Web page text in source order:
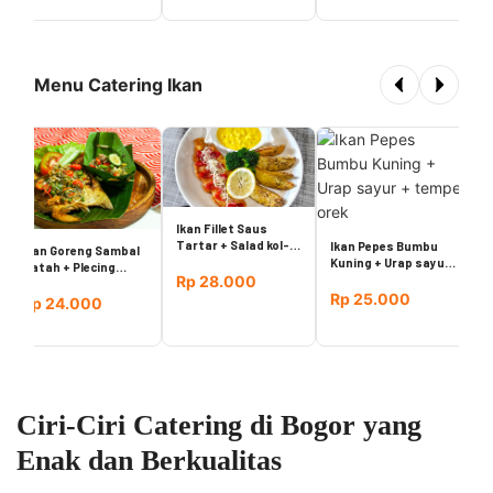
Menu Catering Ikan
Ikan Goreng Sambal
Matah + Plecing
Rp 24.000
Ikan Fillet Saus
Tartar + Salad kol-
wedges
Rp 28.000
Ikan Pepes Bumbu
Kuning + Urap sayur
Rp 25.000
Ciri-Ciri Catering di Bogor yang
Enak dan Berkualitas